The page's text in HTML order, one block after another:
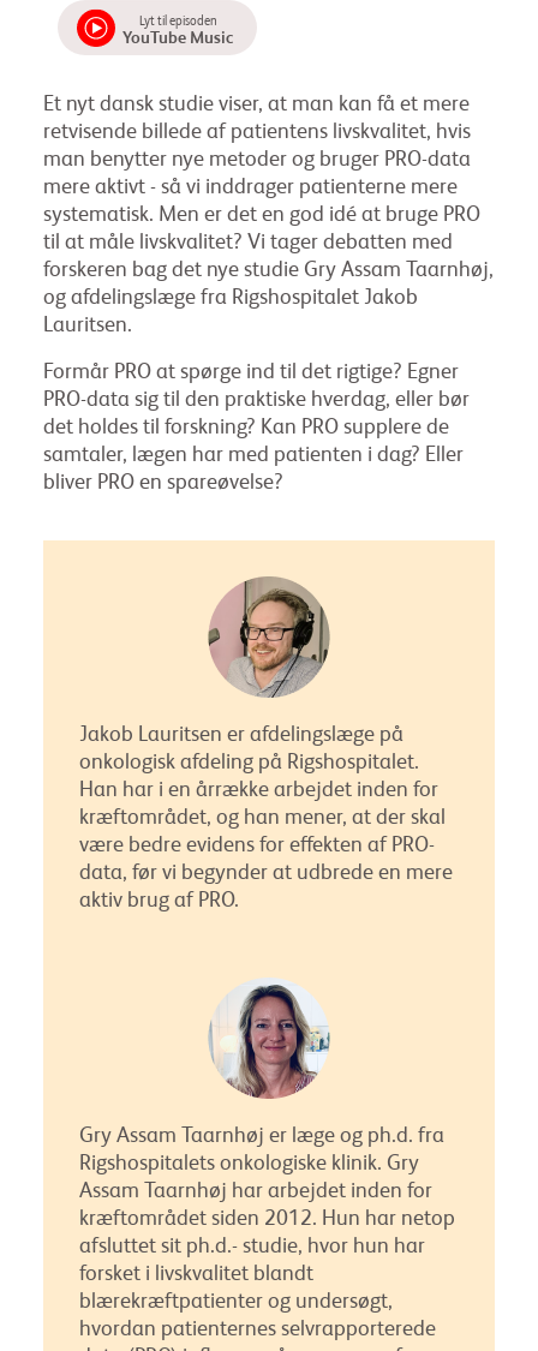
Lyt til episoden
YouTube Music
Et nyt dansk studie viser, at man kan få et mere
retvisende billede af patientens livskvalitet, hvis
man benytter nye metoder og bruger PRO-data
mere aktivt - så vi inddrager patienterne mere
systematisk. Men er det en god idé at bruge PRO
til at måle livskvalitet? Vi tager debatten med
forskeren bag det nye studie Gry Assam Taarnhøj,
og afdelingslæge fra Rigshospitalet Jakob
Lauritsen.
Formår PRO at spørge ind til det rigtige? Egner
PRO-data sig til den praktiske hverdag, eller bør
det holdes til forskning? Kan PRO supplere de
samtaler, lægen har med patienten i dag? Eller
bliver PRO en spareøvelse?
Jakob Lauritsen er afdelingslæge på
onkologisk afdeling på Rigshospitalet.
Han har i en årrække arbejdet inden for
kræftområdet, og han mener, at der skal
være bedre evidens for effekten af PRO-
data, før vi begynder at udbrede en mere
aktiv brug af PRO.
Gry Assam Taarnhøj er læge og ph.d. fra
Rigshospitalets onkologiske klinik. Gry
Assam Taarnhøj har arbejdet inden for
kræftområdet siden 2012. Hun har netop
afsluttet sit ph.d.- studie, hvor hun har
forsket i livskvalitet blandt
blærekræftpatienter og undersøgt,
hvordan patienternes selvrapporterede